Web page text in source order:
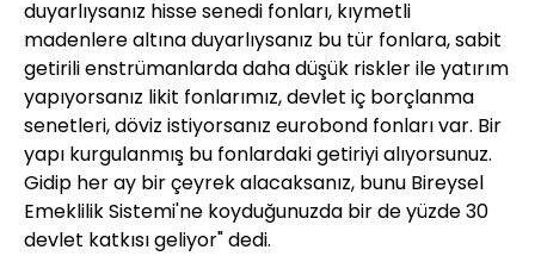
duyarlıysanız hisse senedi fonları, kıymetli
madenlere altına duyarlıysanız bu tür fonlara, sabit
getirili enstrümanlarda daha düşük riskler ile yatırım
yapıyorsanız likit fonlarımız, devlet iç borçlanma
senetleri, döviz istiyorsanız eurobond fonları var. Bir
yapı kurgulanmış bu fonlardaki getiriyi alıyorsunuz.
Gidip her ay bir çeyrek alacaksanız, bunu Bireysel
Emeklilik Sistemi'ne koyduğunuzda bir de yüzde 30
devlet katkısı geliyor" dedi.